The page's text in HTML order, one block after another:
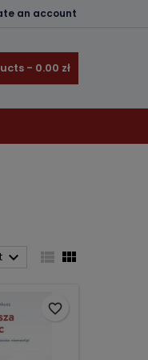
an account
- 0.00 zł
  
favorite_border